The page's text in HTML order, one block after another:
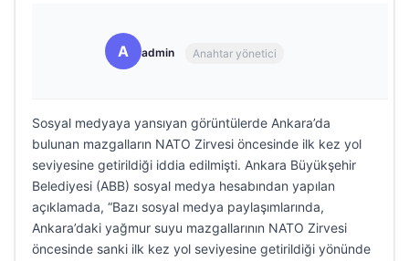
A admin Anahtar yönetici
Sosyal medyaya yansıyan görüntülerde Ankara’da
bulunan mazgalların NATO Zirvesi öncesinde ilk kez yol
seviyesine getirildiği iddia edilmişti. Ankara Büyükşehir
Belediyesi (ABB) sosyal medya hesabından yapılan
açıklamada, “Bazı sosyal medya paylaşımlarında,
Ankara’daki yağmur suyu mazgallarının NATO Zirvesi
öncesinde sanki ilk kez yol seviyesine getirildiği yönünde